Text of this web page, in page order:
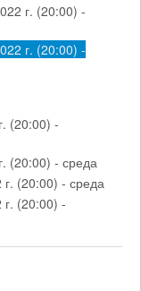
г. (20:00) -
г. (20:00) -
(20:00) -
(20:00) - среда
(20:00) - среда
(20:00) -